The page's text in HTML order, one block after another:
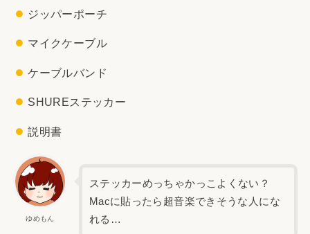
ジッパーポーチ
マイクケーブル
ケーブルバンド
SHUREステッカー
説明書
ゆめもん
ステッカーめっちゃかっこよくない？
Macに貼ったら超音楽できそうな人にな
れる…